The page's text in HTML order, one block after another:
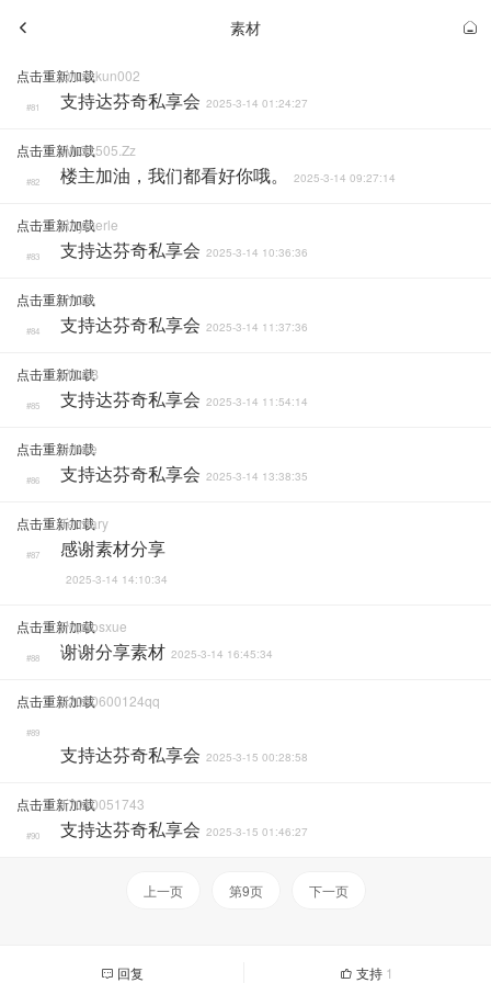
素材
点击重新加载Qiuzekun002
#81 支持达芬奇私享会 2025-3-14 01:24:27
点击重新加载Wh31505.zz
#82 楼主加油，我们都看好你哦。 2025-3-14 09:27:14
点击重新加载
Roymerle
#83 支持达芬奇私享会 2025-3-14 10:36:36
点击重新加载
JYCX
#84 支持达芬奇私享会 2025-3-14 11:37:36
点击重新加载
MOAB
#85 支持达芬奇私享会 2025-3-14 11:54:14
点击重新加载
Sdfwe
#86 支持达芬奇私享会 2025-3-14 13:38:35
点击重新加载
Terrifary
#87 感谢素材分享
2025-3-14 14:10:34
点击重新加载Popsosxue
#88 谢谢分享素材 2025-3-14 16:45:34
点击重新加载22060600124qq
#89
支持达芬奇私享会 2025-3-15 00:28:58
点击重新加载17010051743
#90 支持达芬奇私享会 2025-3-15 01:46:27
上一页 第9页 下一页
回复 支持 1